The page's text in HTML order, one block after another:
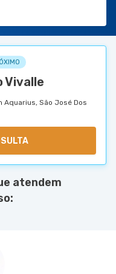
Vivalle
Aquarius, São José Dos
atendem